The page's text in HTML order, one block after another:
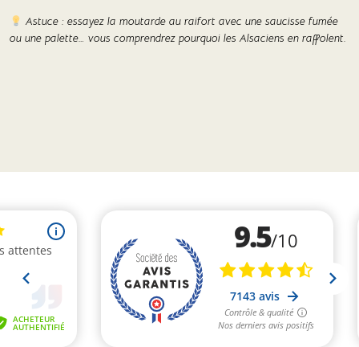
Astuce : essayez la moutarde au raifort avec une saucisse fumée
ou une palette… vous comprendrez pourquoi les Alsaciens en raffolent.